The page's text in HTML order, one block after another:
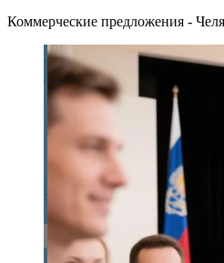
Коммерческие предложения -